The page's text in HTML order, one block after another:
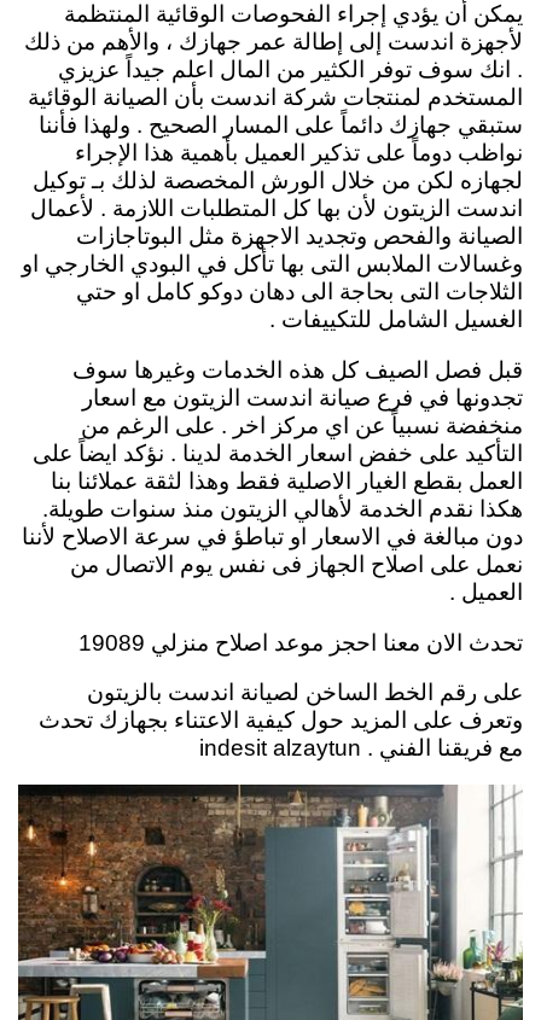
يمكن أن يؤدي إجراء الفحوصات الوقائية المنتظمة
لأجهزة اندست إلى إطالة عمر جهازك ، والأهم من ذلك
. انك سوف توفر الكثير من المال اعلم جيداً عزيزي
المستخدم لمنتجات شركة اندست بأن الصيانة الوقائية
ستبقي جهازك دائماً على المسار الصحيح . ولهذا فأننا
نواظب دوماً على تذكير العميل بأهمية هذا الإجراء
لجهازه لكن من خلال الورش المخصصة لذلك بـ توكيل
اندست الزيتون لأن بها كل المتطلبات اللازمة . لأعمال
الصيانة والفحص وتجديد الاجهزة مثل البوتاجازات
وغسالات الملابس التى بها تأكل في البودي الخارجي او
الثلاجات التى بحاجة الى دهان دوكو كامل او حتي
الغسيل الشامل للتكييفات .
قبل فصل الصيف كل هذه الخدمات وغيرها سوف
تجدونها في فرع صيانة اندست الزيتون مع اسعار
منخفضة نسبياً عن اي مركز اخر . على الرغم من
التأكيد على خفض اسعار الخدمة لدينا . نؤكد ايضاً على
العمل بقطع الغيار الاصلية فقط وهذا لثقة عملائنا بنا
هكذا نقدم الخدمة لأهالي الزيتون منذ سنوات طويلة.
دون مبالغة في الاسعار او تباطؤ في سرعة الاصلاح لأننا
نعمل على اصلاح الجهاز فى نفس يوم الاتصال من
العميل .
تحدث الان معنا احجز موعد اصلاح منزلي 19089
على رقم الخط الساخن لصيانة اندست بالزيتون
وتعرف على المزيد حول كيفية الاعتناء بجهازك تحدث
مع فريقنا الفني . indesit alzaytun